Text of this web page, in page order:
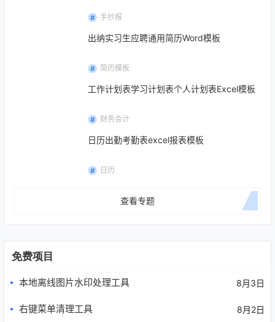
手抄报
出纳实习生应聘通用简历Word模板
简历模板
工作计划表学习计划表个人计划表Excel模板
财务会计
日历出勤考勤表excel报表模板
日历
查看专题
免费项目
本地离线图片水印处理工具 8月3日
右键菜单清理工具 8月2日